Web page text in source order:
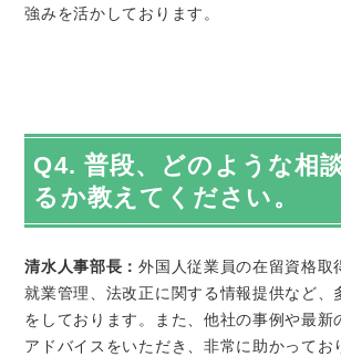
強みを活かしております。
Q4. 普段、どのような相
るか教えてください。
清水人事部長：外国人従業員の在留資格取
就業管理、法改正に関する情報提供など、
をしております。また、他社の事例や最新
アドバイスをいただき、非常に助かってお